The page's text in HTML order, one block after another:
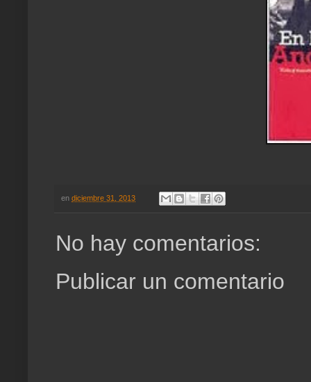
en diciembre 31, 2013
No hay comentarios:
Publicar un comentario